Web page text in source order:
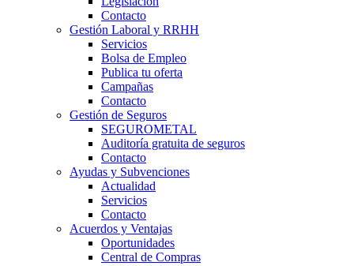
Contacto
Gestión Laboral y RRHH
Servicios
Bolsa de Empleo
Publica tu oferta
Campañas
Contacto
Gestión de Seguros
SEGUROMETAL
Auditoría gratuita de seguros
Contacto
Ayudas y Subvenciones
Actualidad
Servicios
Contacto
Acuerdos y Ventajas
Oportunidades
Central de Compras